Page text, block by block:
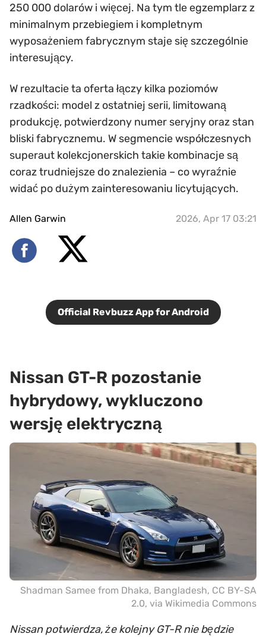
250 000 dolarów i więcej. Na tym tle egzemplarz z
minimalnym przebiegiem i kompletnym
wyposażeniem fabrycznym staje się szczególnie
interesujący.
W rezultacie ta oferta łączy kilka poziomów
rzadkości: model z ostatniej serii, limitowaną
produkcję, potwierdzony numer seryjny oraz stan
bliski fabrycznemu. W segmencie współczesnych
superaut kolekcjonerskich takie kombinacje są
coraz trudniejsze do znalezienia – co wyraźnie
widać po dużym zainteresowaniu licytujących.
Allen Garwin 2026, Apr 17 03:21
Official Revbuzz App for Android
Nissan GT-R pozostanie
hybrydowy, wykluczono
wersję elektryczną
Shadman Samee from Dhaka, Bangladesh, CC BY-SA
2.0, via Wikimedia Commons
Nissan potwierdza, że kolejny GT-R nie będzie